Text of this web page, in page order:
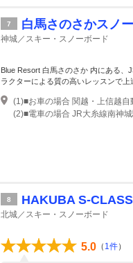
7 白馬さのさかスノ
神城／スキー・スノーボード
Blue Resort 白馬さのさか 内にある、
ラクターによる質の高いレッスンで上
(2)■電車の場合 JR大糸線南神
8 HAKUBA S-CLASS
北城／スキー・スノーボード
5.0 （ 1件）